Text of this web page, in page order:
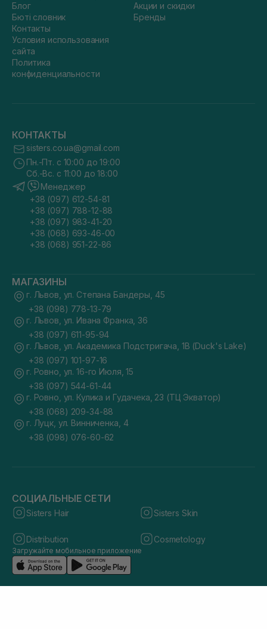
Блог
Бюті словник
Контакты
Условия использования
сайта
Политика
конфиденциальности
Акции и скидки
Бренды
КОНТАКТЫ
sisters.co.ua@gmail.com
Пн.-Пт. с 10:00 до 19:00
Сб.-Вс. с 11:00 до 18:00
Менеджер
+38 (097) 612-54-81
+38 (097) 788-12-88
+38 (097) 983-41-20
+38 (068) 693-46-00
+38 (068) 951-22-86
МАГАЗИНЫ
г. Львов, ул. Степана Бандеры, 45
+38 (098) 778-13-79
г. Львов, ул. Ивана Франка, 36
+38 (097) 611-95-94
г. Львов, ул. Академика Подстригача, 1В (Duck's Lake)
+38 (097) 101-97-16
г. Ровно, ул. 16-го Июля, 15
+38 (097) 544-61-44
г. Ровно, ул. Кулика и Гудачека, 23 (ТЦ Экватор)
+38 (068) 209-34-88
г. Луцк, ул. Винниченка, 4
+38 (098) 076-60-62
СОЦИАЛЬНЫЕ СЕТИ
Sisters Hair Sisters Skin
Distribution Cosmetology
Загружайте мобильное приложение